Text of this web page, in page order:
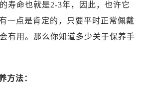
寿命也就是2-3年，因此，也许它
一点是肯定的，只要平时正常佩戴
有用。那么你知道多少关于保养手
方法：